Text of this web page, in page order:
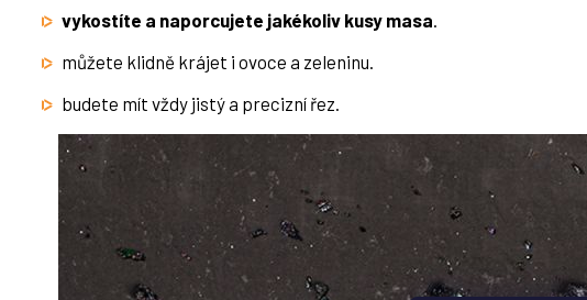
vykostíte a naporcujete jakékoliv kusy masa
můžete klidně krájet i ovoce a zeleninu.
budete mít vždy jistý a precizní řez.